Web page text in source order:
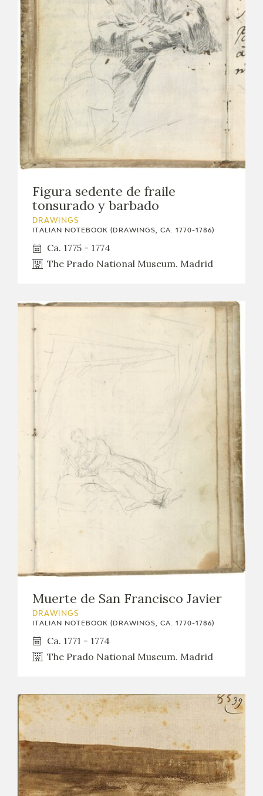
Figura sedente de fraile
tonsurado y barbado
DRAWINGS
ITALIAN NOTEBOOK (DRAWINGS, CA. 1770-1786)
Ca. 1775 - 1774
The Prado National Museum. Madrid
Muerte de San Francisco Javier
DRAWINGS
ITALIAN NOTEBOOK (DRAWINGS, CA. 1770-1786)
Ca. 1771 - 1774
The Prado National Museum. Madrid